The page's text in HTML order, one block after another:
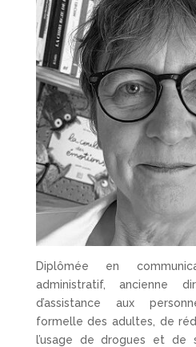
Diplômée en
administratif, ancienne
d’assistance aux
formelle des adultes, de
l’usage de drogues et de